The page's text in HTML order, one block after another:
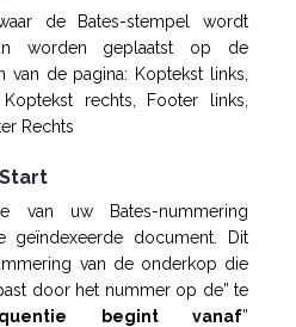
de Bates-stempel wordt
worden geplaatst op de
de pagina: Koptekst links,
rechts, Footer links,
Rechts
van uw Bates-nummering
geïndexeerde document. Dit
van de onderkop die
door het nummer op de” te
begint vanaf”